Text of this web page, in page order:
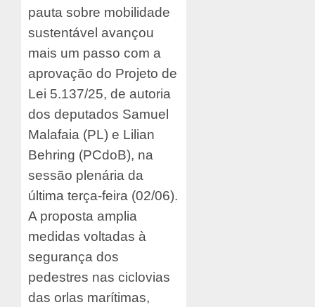
pauta sobre mobilidade
sustentável avançou
mais um passo com a
aprovação do Projeto de
Lei 5.137/25, de autoria
dos deputados Samuel
Malafaia (PL) e Lilian
Behring (PCdoB), na
sessão plenária da
última terça-feira (02/06).
A proposta amplia
medidas voltadas à
segurança dos
pedestres nas ciclovias
das orlas marítimas,